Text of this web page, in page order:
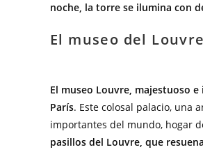
noche, la torre se ilumina con
El museo del Louvre
El museo Louvre, majestuoso
París. Este colosal palacio, una
importantes del mundo, hogar
pasillos del Louvre, que